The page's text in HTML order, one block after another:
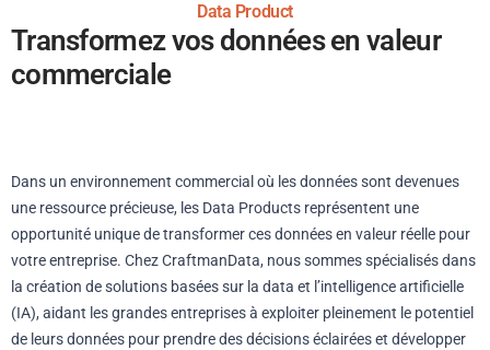
Data Product
Transformez vos données en valeur
commerciale
Dans un environnement commercial où les données sont devenues
une ressource précieuse, les Data Products représentent une
opportunité unique de transformer ces données en valeur réelle pour
votre entreprise. Chez CraftmanData, nous sommes spécialisés dans
la création de solutions basées sur la data et l’intelligence artificielle
(IA), aidant les grandes entreprises à exploiter pleinement le potentiel
de leurs données pour prendre des décisions éclairées et développer